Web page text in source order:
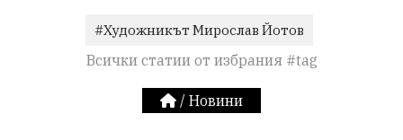
#Художникът Мирослав Йотов
Всички статии от избрания #tag
/ Новини